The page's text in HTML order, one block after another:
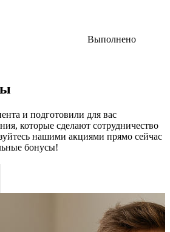
Выполнено
и подготовили для вас
которые сделают сотрудничество
нашими акциями прямо сейчас
бонусы!